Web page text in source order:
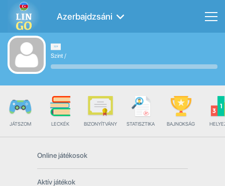
Azerbajdzsáni
Szint/
JÁTSZOM LECKÉK BIZONYÍTVÁNY STATISZTIKA BAJNOKSÁG
Online játékosok
Aktív játékok